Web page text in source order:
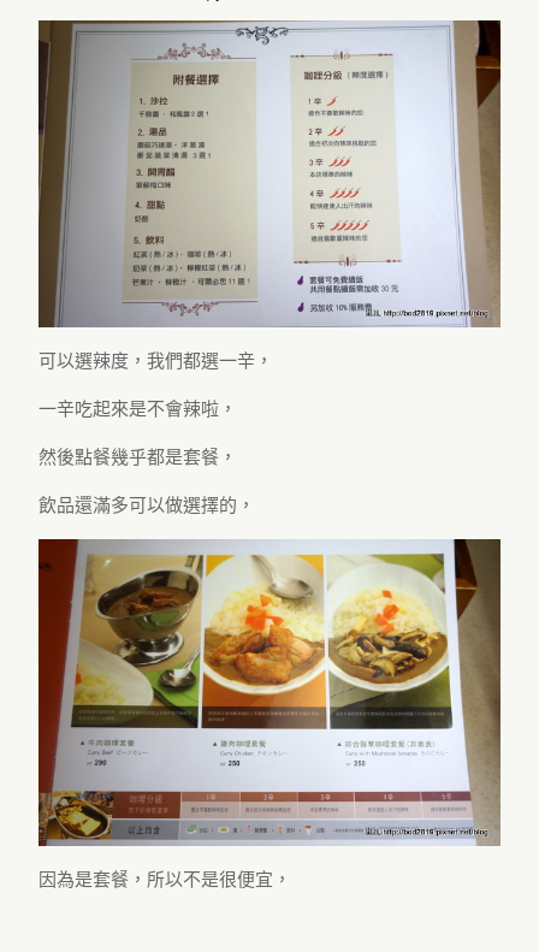
可以選辣度，我們都選一辛，
一辛吃起來是不會辣啦，
然後點餐幾乎都是套餐，
飲品還滿多可以做選擇的，
因為是套餐，所以不是很便宜，